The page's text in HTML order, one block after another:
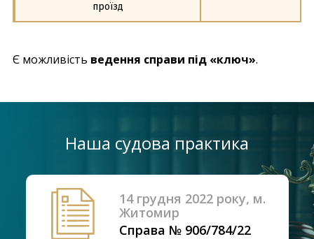
проїзд
Є можливість ведення справи під «ключ».
Наша судова практика
14 грудня 2022 року, м.
Житомир
Справа № 906/784/22